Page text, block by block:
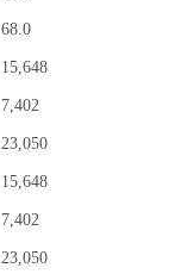
68.0
15,648
7,402
23,050
15,648
7,402
23,050